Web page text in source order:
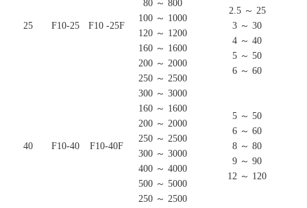
25 F10-25 F10 -25F
80 ～ 800
100 ～ 1000
120 ～ 1200
160 ～ 1600
200 ～ 2000
250 ～ 2500
300 ～ 3000
2.5 ～ 25
3 ～ 30
4 ～ 40
5 ～ 50
6 ～ 60
40 F10-40 F10-40F
160 ～ 1600
200 ～ 2000
250 ～ 2500
300 ～ 3000
400 ～ 4000
500 ～ 5000
5 ～ 50
6 ～ 60
8 ～ 80
9 ～ 90
12 ～ 120
250 ～ 2500